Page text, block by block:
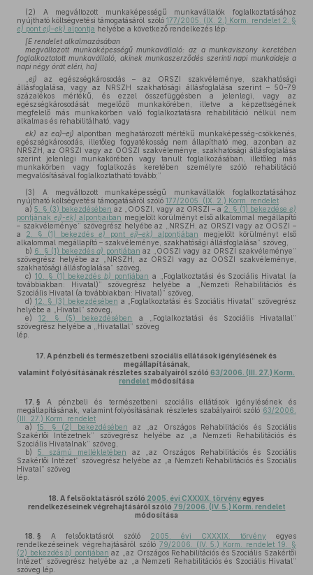
(2) A megváltozott munkaképességű munkavállalók foglalkoztatásához
nyújtható költségvetési támogatásáról szóló 177/2005. (IX. 2.) Korm. rendelet 2. §
e) pont ej)–ek) alpontja helyébe a következő rendelkezés lép:
[E rendelet alkalmazásában
megváltozott munkaképességű munkavállaló: az a munkaviszony keretében
foglalkoztatott munkavállaló, akinek munkaszerződés szerinti napi munkaideje a
napi négy órát eléri, ha]
ej) az egészségkárosodás – az ORSZI szakvéleménye, szakhatósági
állásfoglalása, vagy az NRSZH szakhatósági állásfoglalása szerint – 50–79
százalékos mértékű, és ezzel összefüggésben a jelenlegi, vagy az
egészségkárosodását megelőző munkakörében, illetve a képzettségének
megfelelő más munkakörben való foglalkoztatásra rehabilitáció nélkül nem
alkalmas és rehabilitálható, vagy
ek) azea)–ej) alpontban meghatározott mértékű munkaképesség-csökkenés,
egészségkárosodás, illetőleg fogyatékosság nem állapítható meg, azonban az
NRSZH, az ORSZI vagy az OOSZI szakvéleménye, szakhatósági állásfoglalása
szerint jelenlegi munkakörében vagy tanult foglalkozásában, illetőleg más
munkakörben vagy foglalkozás keretében személyre szóló rehabilitáció
megvalósításával foglalkoztatható tovább;”
(3) A megváltozott munkaképességű munkavállalók foglalkoztatásához
nyújtható költségvetési támogatásáról szóló 177/2005. (IX. 2.) Korm. rendelet
a) 5. § (3) bekezdésében az „OOSZI, vagy az ORSZI – a 2. § (1) bekezdése e)
pontjának ej)-ek) alpontjaiban megjelölt körülményt első alkalommal megállapító
– szakvéleménye” szövegrész helyébe az „NRSZH, az ORSZI vagy az OOSZI –
a 2. § (1) bekezdés e) pont ej)–ek) alpontjában megjelölt körülményt első
alkalommal megállapító – szakvéleménye, szakhatósági állásfoglalása” szöveg,
b) 6. § (1) bekezdésa) pontjában az „OOSZI vagy az ORSZI szakvéleménye”
szövegrész helyébe az „NRSZH, az ORSZI vagy az OOSZI szakvéleménye,
szakhatósági állásfoglalása” szöveg,
c) 10. § (1) bekezdésb) pontjában a „Foglalkoztatási és Szociális Hivatal (a
továbbiakban: Hivatal)” szövegrész helyébe a „Nemzeti Rehabilitációs és
Szociális Hivatal (a továbbiakban: Hivatal)” szöveg,
d) 12. § (3) bekezdésében a „Foglalkoztatási és Szociális Hivatal” szövegrész
helyébe a „Hivatal” szöveg,
e)
12. § (5) bekezdésében
a „Foglalkoztatási és Szociális Hivatallal”
szövegrész helyébe a „Hivatallal” szöveg
lép.
17. A pénzbeli és természetbeni szociális ellátások igénylésének és
megállapításának,
valamint folyósításának részletes szabályairól szóló 63/2006. (III. 27.) Korm.
rendelet módosítása
17. § A pénzbeli és természetbeni szociális ellátások igénylésének és
megállapításának, valamint folyósításának részletes szabályairól szóló 63/2006.
(III. 27.) Korm. rendelet
a)
15. § (2) bekezdésében az „az Országos Rehabilitációs és Szociális
Szakértői Intézetnek” szövegrész helyébe az „a Nemzeti Rehabilitációs és
Szociális Hivatalnak” szöveg,
b)
5. számú mellékletében az „az Országos Rehabilitációs és Szociális
Szakértői Intézet” szövegrész helyébe az „a Nemzeti Rehabilitációs és Szociális
Hivatal” szöveg
lép.
18. A felsőoktatásról szóló 2005. évi CXXXIX. törvényegyes
rendelkezéseinek végrehajtásáról szóló 79/2006. (IV. 5.) Korm. rendelet
módosítása
18. § A felsőoktatásról szóló 2005. évi CXXXIX. törvény egyes
rendelkezéseinek végrehajtásáról szóló 79/2006. (IV. 5.) Korm. rendelet 19. §
(2) bekezdésb) pontjában az „az Országos Rehabilitációs és Szociális Szakértői
Intézet” szövegrész helyébe az „a Nemzeti Rehabilitációs és Szociális Hivatal”
szöveg lép.